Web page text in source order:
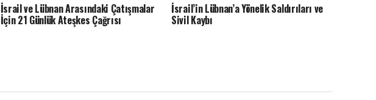
İsrail ve Lübnan Arasındaki Çatışmalar
İçin 21 Günlük Ateşkes Çağrısı
İsrail’in Lübnan’a Yönelik Saldırıları ve
Sivil Kaybı